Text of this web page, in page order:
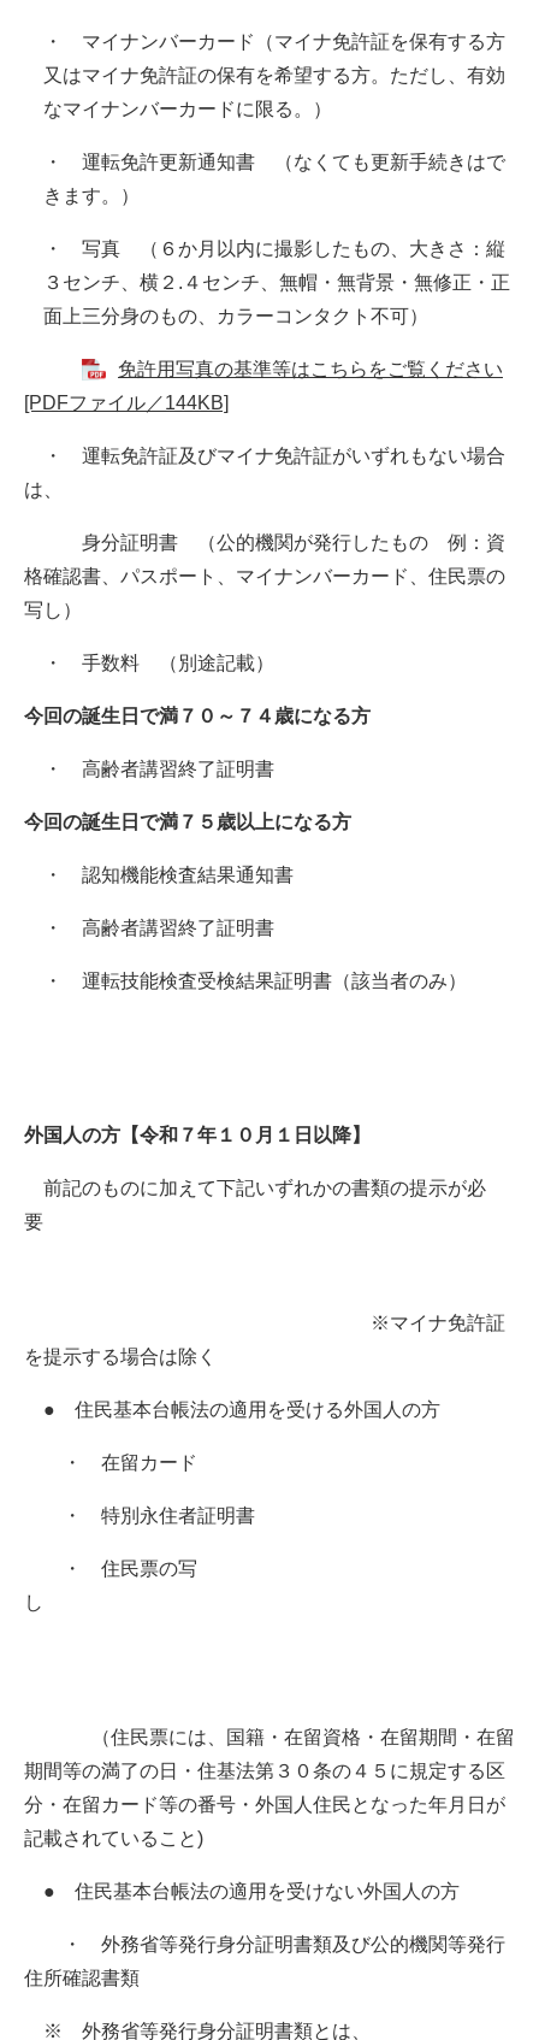
・ マイナンバーカード（マイナ免許証を保有する方
又はマイナ免許証の保有を希望する方。ただし、有効
なマイナンバーカードに限る。）
・ 運転免許更新通知書 （なくても更新手続きはで
きます。）
・ 写真 （６か月以内に撮影したもの、大きさ：縦
３センチ、横２.４センチ、無帽・無背景・無修正・正
面上三分身のもの、カラーコンタクト不可）
免許用写真の基準等はこちらをご覧ください
[PDFファイル／144KB]
・ 運転免許証及びマイナ免許証がいずれもない場合
は、
身分証明書 （公的機関が発行したもの 例：資
格確認書、パスポート、マイナンバーカード、住民票の
写し）
・ 手数料 （別途記載）
今回の誕生日で満７０～７４歳になる方
・ 高齢者講習終了証明書
今回の誕生日で満７５歳以上になる方
・ 認知機能検査結果通知書
・ 高齢者講習終了証明書
・ 運転技能検査受検結果証明書（該当者のみ）
​外国人の方【令和７年１０月１日以降】
前記のものに加えて下記いずれかの書類の提示が必
要
※マイナ免許証
を提示する場合は除く
● 住民基本台帳法の適用を受ける外国人の方
・ 在留カード
・ 特別永住者証明書
・ 住民票の写
し
（住民票には、国籍・在留資格・在留期間・在留
期間等の満了の日・住基法第３０条の４５に規定する区
分・在留カード等の番号・外国人住民となった年月日が
記載されていること)
● 住民基本台帳法の適用を受けない外国人の方
・ 外務省等発行身分証明書類及び公的機関等発行
住所確認書類
※ 外務省等発行身分証明書類とは、